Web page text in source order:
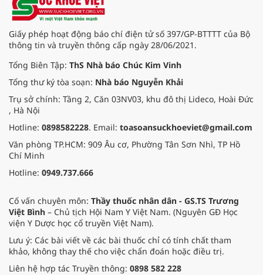
Giấy phép hoạt động báo chí điện tử số 397/GP-BTTTT của Bộ
thông tin và truyền thông cấp ngày 28/06/2021.
Tổng Biên Tập: ThS Nhà báo Chúc Kim Vinh
Tổng thư ký tòa soạn: Nhà báo Nguyễn Khải
Trụ sở chính: Tầng 2, Căn 03NV03, khu đô thị Lideco, Hoài Đức
, Hà Nội
Hotline: 0898582228. Email: toasoansuckhoeviet@gmail.com
Văn phòng TP.HCM: 909 Âu cơ, Phường Tân Sơn Nhì, TP Hồ
Chí Minh
Hotline: 0949.737.666
Cố vấn chuyên môn: Thầy thuốc nhân dân - GS.TS Trương
Việt Bình – Chủ tịch Hội Nam Y Việt Nam. (Nguyên GĐ Học
viện Y Dược học cổ truyền Việt Nam).
Lưu ý: Các bài viết về các bài thuốc chỉ có tính chất tham
khảo, không thay thế cho việc chẩn đoán hoặc điều trị.
Liên hệ hợp tác Truyền thông: 0898 582 228